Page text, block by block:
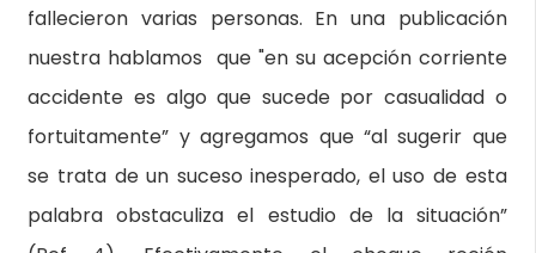
fallecieron varias personas. En una publicación
nuestra hablamos que "en su acepción corriente
accidente es algo que sucede por casualidad o
fortuitamente” y agregamos que “al sugerir que
se trata de un suceso inesperado, el uso de esta
palabra obstaculiza el estudio de la situación”